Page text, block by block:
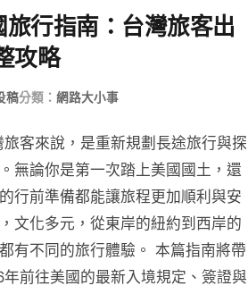
行指南：台灣旅客出
攻略
稿分類： 網路大小事
客來說，是重新規劃長途旅行與探
無論你是第一次踏上美國國土，還
行前準備都能讓旅程更加順利與安
文化多元，從東岸的紐約到西岸的
有不同的旅行體驗。 本篇指南將帶
前往美國的最新入境規定、簽證與